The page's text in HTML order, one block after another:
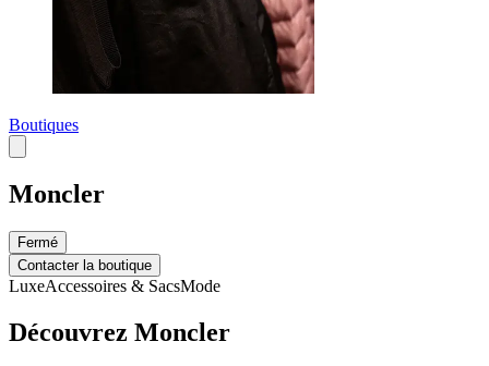
Boutiques
Moncler
Fermé
Contacter la boutique
LuxeAccessoires & SacsMode
Découvrez Moncler